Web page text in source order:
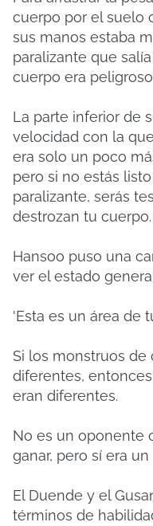
cuerpo por el suelo
sus manos estaba
paralizante que
cuerpo era
La parte inferior de
velocidad con la
era solo un poco
pero si no estás
paralizante, serás
destrozan tu cuerpo.
Hansoo puso una
ver el estado
'Esta es un área de
Si los monstruos de
diferentes,
eran diferentes.
No es un oponente
ganar, pero sí era
El Duende y el
términos de